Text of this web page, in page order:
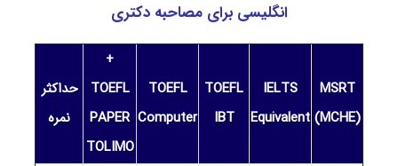
انگلیسی برای مصاحبه دکتری
MSRT
(MCHE)
IELTS
Equivalent
TOEFL
IBT
TOEFL
Computer
+
TOEFL
PAPER
TOLIMO
حداکثر
نمره